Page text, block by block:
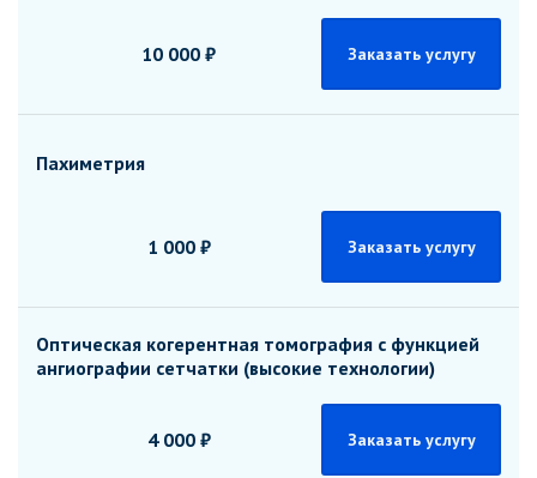
10 000 ₽ Заказать услугу
Пахиметрия
1 000 ₽ Заказать услугу
Оптическая когерентная томография с функцией
ангиографии сетчатки (высокие технологии)
4 000 ₽ Заказать услугу